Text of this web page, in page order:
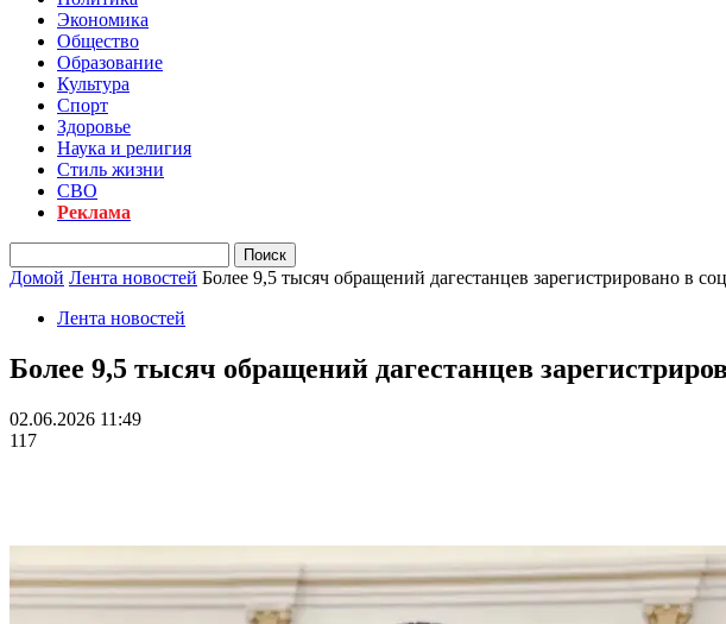
Экономика
Общество
Образование
Культура
Спорт
Здоровье
Наука и религия
Стиль жизни
СВО
Реклама
Домой Лента новостей Более 9,5 тысяч обращений дагестанцев зарегистрировано в
Лента новостей
Более 9,5 тысяч обращений дагестанцев
02.06.2026 11:49
117